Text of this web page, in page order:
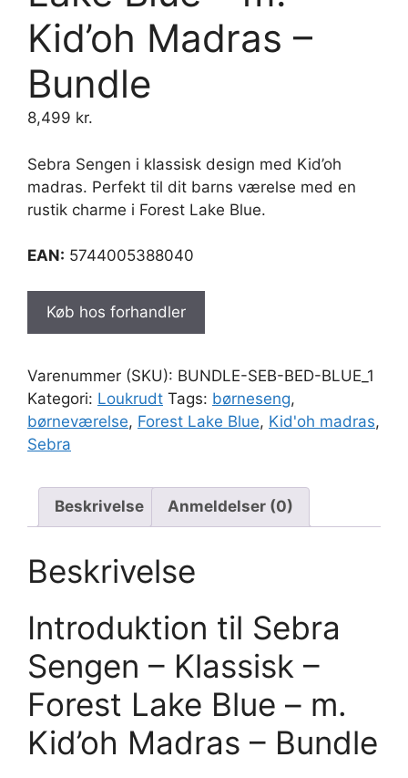
Kid’oh Madras –
Bundle
8,499 kr.
Sebra Sengen i klassisk design med Kid’oh
madras. Perfekt til dit barns værelse med en
rustik charme i Forest Lake Blue.
EAN: 5744005388040
Køb hos forhandler
Varenummer (SKU): BUNDLE-SEB-BED-BLUE_1
Kategori: Loukrudt Tags: børneseng,
børneværelse, Forest Lake Blue, Kid'oh madras,
Sebra
Beskrivelse Anmeldelser (0)
Beskrivelse
Introduktion til Sebra
Sengen – Klassisk –
Forest Lake Blue – m.
Kid’oh Madras – Bundle